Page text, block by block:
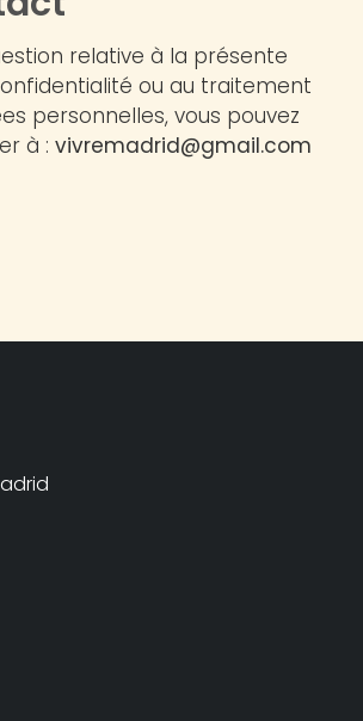
relative à la présente
ou au traitement
personnelles, vous pouvez
à : vivremadrid@gmail.com